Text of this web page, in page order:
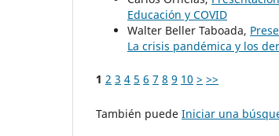
Educación y COVID
Walter Beller Taboada,
La crisis pandémica y los
1 2 3 4 5 6 7 8 9 10 > >>
También puede Iniciar una